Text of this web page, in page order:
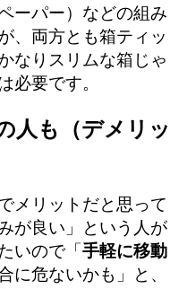
ーパー）などの組み
、両方とも箱ティッ
なりスリムな箱じゃ
必要です。
人も（デメリッ
メリットだと思って
が良い」という人が
いので「手軽に移動
に危ないかも」と、